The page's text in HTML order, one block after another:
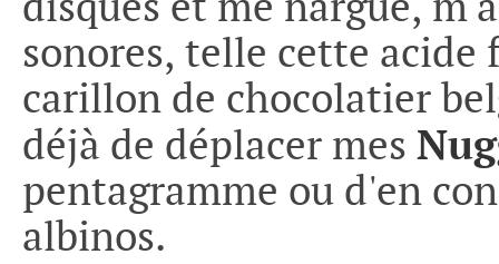
sonores, telle cette acide
carillon de chocolatier
déjà de déplacer mes
pentagramme ou d'en
albinos.